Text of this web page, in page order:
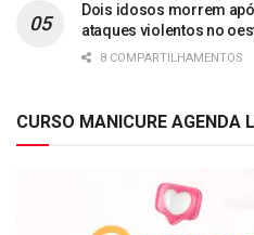
Dois idosos morrem
ataques violentos no
8 COMPARTILHAMENTOS
CURSO MANICURE AGENDA